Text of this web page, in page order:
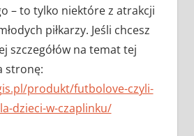
– to tylko niektóre z atrakcji
piłkarzy. Jeśli chcesz
szczegółów na temat tej
stronę:
produkt/futbolove-czyli-
dzieci-w-czaplinku/